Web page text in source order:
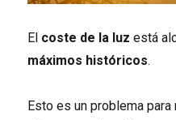
El coste de la luz está
máximos históricos.
Esto es un problema